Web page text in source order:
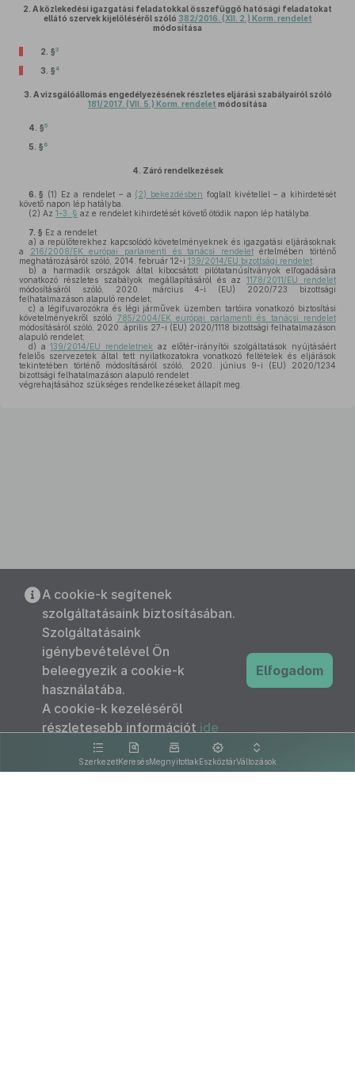
2. A közlekedési igazgatási feladatokkal összefüggő hatósági feladatokat
ellátó szervek kijelöléséről szóló 382/2016. (XII. 2.) Korm. rendelet
módosítása
2. §3
3. §4
3. A vizsgálóállomás engedélyezésének részletes eljárási szabályairól szóló
181/2017. (VII. 5.) Korm. rendelet módosítása
4. §5
5. § 6
4. Záró rendelkezések
6. § (1) Ez a rendelet – a (2) bekezdésben foglalt kivétellel – a kihirdetését
követő napon lép hatályba.
(2) Az 1–3. § az e rendelet kihirdetését követő ötödik napon lép hatályba.
7. § Ez a rendelet
a) a repülőterekhez kapcsolódó követelményeknek és igazgatási eljárásoknak
a
216/2008/EK európai parlamenti és tanácsi rendeletértelmében történő
meghatározásáról szóló, 2014. február 12-i 139/2014/EU bizottsági rendelet;
b) a harmadik országok által kibocsátott pilótatanúsítványok elfogadására
vonatkozó részletes szabályok megállapításáról és az 1178/2011/EU rendelet
módosításáról szóló, 2020. március 4-i (EU) 2020/723 bizottsági
felhatalmazáson alapuló rendelet;
c) a légifuvarozókra és légi járművek üzemben tartóira vonatkozó biztosítási
követelményekről szóló 785/2004/EK európai parlamenti és tanácsi rendelet
módosításáról szóló, 2020. április 27-i (EU) 2020/1118 bizottsági felhatalmazáson
alapuló rendelet;
d) a139/2014/EU rendeletnek az előtér-irányítói szolgáltatások nyújtásáért
felelős szervezetek által tett nyilatkozatokra vonatkozó feltételek és eljárások
tekintetében történő módosításáról szóló, 2020. június 9-i (EU) 2020/1234
bizottsági felhatalmazáson alapuló rendelet
végrehajtásához szükséges rendelkezéseket állapít meg.
SzerkezetKeresésMegnyitottakEszköztárVáltozások
A cookie-k segítenek
szolgáltatásaink biztosításában.
Szolgáltatásaink
igénybevételével Ön
beleegyezik a cookie-k
használatába.
A cookie-k kezeléséről
részletesebb információt ide
kattintva olvashat.
Elfogadom